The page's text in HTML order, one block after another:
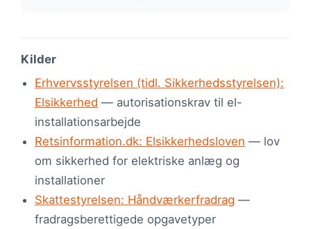
Kilder
Erhvervsstyrelsen (tidl. Sikkerhedsstyrelsen):
Elsikkerhed — autorisationskrav til el-
installationsarbejde
Retsinformation.dk: Elsikkerhedsloven — lov
om sikkerhed for elektriske anlæg og
installationer
Skattestyrelsen: Håndværkerfradrag —
fradragsberettigede opgavetyper